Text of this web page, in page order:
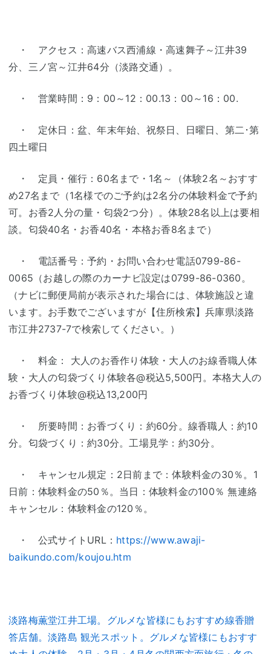
・ アクセス：高速バス西浦線・高速舞子～江井39
分、三ノ宮～江井64分（淡路交通）。
・ 営業時間：9：00～12：00.13：00～16：00.
・ 定休日：盆、年末年始、祝祭日、日曜日、第二･第
四土曜日
・ 定員・催行：60名まで・1名～（体験2名～おすす
め27名まで（1名様でのご予約は2名分の体験料金で予約
可。お香2人分の量・匂袋2つ分）。体験28名以上は要相
談。匂袋40名・お香40名・本格お香8名まで）
・ 電話番号：予約・お問い合わせ電話0799-86-
0065（お越しの際のカーナビ設定は0799-86-0360。
（ナビに郵便局前が表示された場合には、体験施設と違
います。お手数でございますが【住所検索】兵庫県淡路
市江井2737-7で検索してください。）
・ 料金： 大人のお香作り体験・大人のお線香職人体
験・大人の匂袋づくり体験各@税込5,500円。本格大人の
お香づくり体験@税込13,200円
・ 所要時間：お香づくり：約60分。線香職人：約10
分。匂袋づくり：約30分。工場見学：約30分。
・ キャンセル規定：2日前まで：体験料金の30％。1
日前：体験料金の50％。当日：体験料金の100％ 無連絡
キャンセル：体験料金の120％。
・ 公式サイトURL： https://www.awaji-
baikundo.com/koujou.htm
淡路梅薫堂江井工場。グルメな皆様にもおすすめ線香贈
答店舗。淡路島 観光スポット。グルメな皆様にもおすす